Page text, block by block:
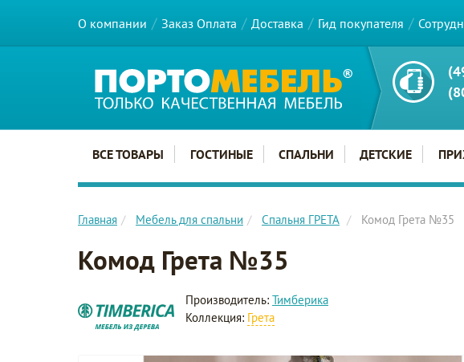
О компании Заказ Оплата Доставка Гид покупателя
Главное меню сайта
ВСЕ ТОВАРЫ ГОСТИНЫЕ СПАЛЬНИ ДЕТСКИЕ
Главная Мебель для спальни Спальня ГРЕТА Комод Грета №35
Комод Грета №35
Производитель: Тимберика
Коллекция: Грета